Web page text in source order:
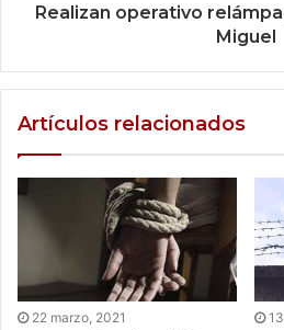
Realizan operativo
Miguel
Artículos relacionados
22 marzo, 2021